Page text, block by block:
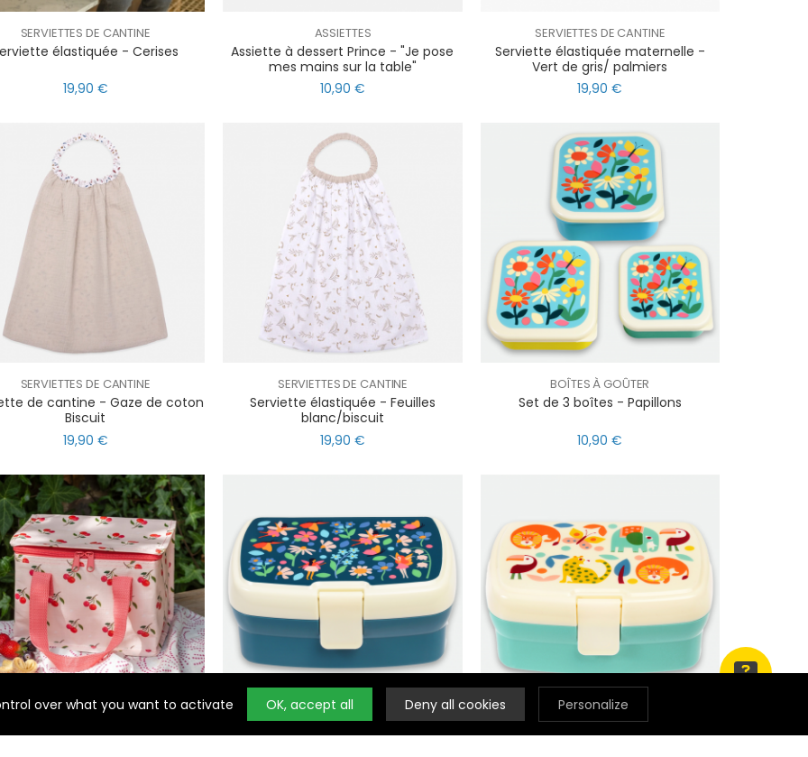
SERVIETTES DE CANTINE
élastiquée - Cerises
19,90 €
ASSIETTES
Assiette à dessert Prince - "Je pose
mes mains sur la table"
10,90 €
SERVIETTES DE CANTINE
Serviette élastiquée maternelle -
Vert de gris/ palmiers
19,90 €
SERVIETTES DE CANTINE
de cantine - Gaze de coton
Biscuit
19,90 €
SERVIETTES DE CANTINE
Serviette élastiquée - Feuilles
blanc/biscuit
19,90 €
BOÎTES À GOÛTER
Set de 3 boîtes - Papillons
10,90 €
SACS ISOTHERMES BOÎTES À GOÛTER BOÎTES À GOÛTER
Noty
over what you want to activate OK, accept all Deny all cookies Personalize